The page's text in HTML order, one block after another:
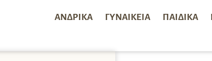
ΑΝΔΡΙΚΆ ΓΥΝΑΙΚΕΊΑ ΠΑΙΔΙΚΆ